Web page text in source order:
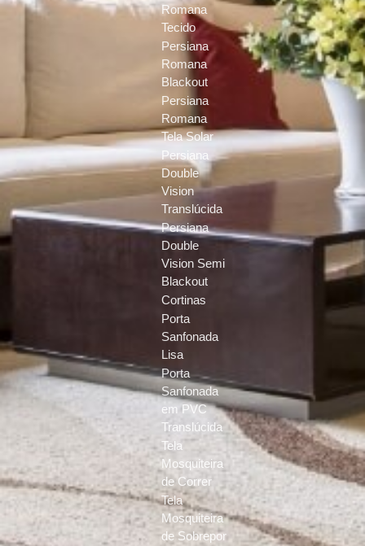
Romana
Tecido
Persiana
Romana
Blackout
Persiana
Romana
Tela Solar
Persiana
Double
Vision
Translúcida
Persiana
Double
Vision Semi
Blackout
Cortinas
Porta
Sanfonada
Lisa
Porta
Sanfonada
em PVC
Translúcida
Tela
Mosquiteira
de Correr
Tela
Mosquiteira
de Sobrepor